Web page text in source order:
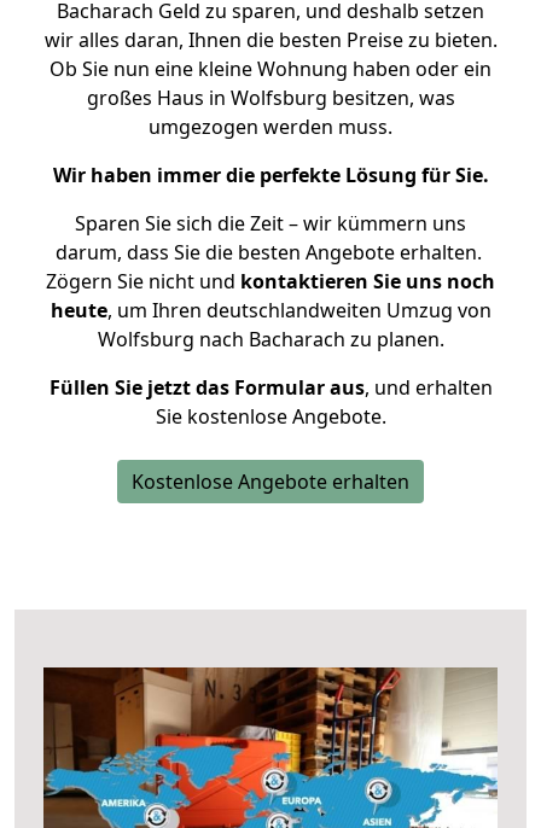
Bacharach Geld zu sparen, und deshalb setzen
wir alles daran, Ihnen die besten Preise zu bieten.
Ob Sie nun eine kleine Wohnung haben oder ein
großes Haus in Wolfsburg besitzen, was
umgezogen werden muss.
Wir haben immer die perfekte Lösung für Sie.
Sparen Sie sich die Zeit – wir kümmern uns
darum, dass Sie die besten Angebote erhalten.
Zögern Sie nicht und kontaktieren Sie uns noch
heute, um Ihren deutschlandweiten Umzug von
Wolfsburg nach Bacharach zu planen.
Füllen Sie jetzt das Formular aus, und erhalten
Sie kostenlose Angebote.
Kostenlose Angebote erhalten